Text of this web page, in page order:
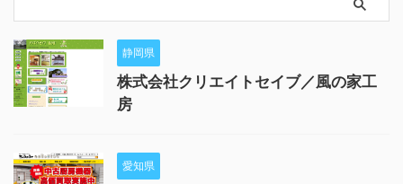
静岡県
株式会社クリエイトセイブ／風の家工
房
愛知県